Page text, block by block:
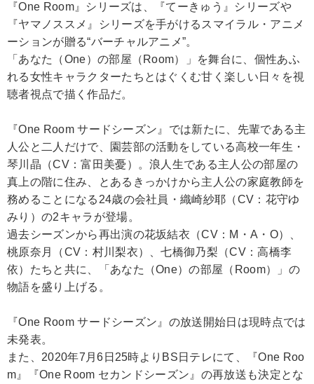
『One Room』シリーズは、『てーきゅう』シリーズや
『ヤマノススメ』シリーズを手がけるスマイラル・アニメ
ーションが贈る“バーチャルアニメ”。
「あなた（One）の部屋（Room）」を舞台に、個性あふ
れる女性キャラクターたちとはぐくむ甘く楽しい日々を視
聴者視点で描く作品だ。
『One Room サードシーズン』では新たに、先輩である主
人公と二人だけで、園芸部の活動をしている高校一年生・
琴川晶（CV：富田美憂）。浪人生である主人公の部屋の
真上の階に住み、とあるきっかけから主人公の家庭教師を
務めることになる24歳の会社員・織崎紗耶（CV：花守ゆ
みり）の2キャラが登場。
過去シーズンから再出演の花坂結衣（CV：M・A・O）、
桃原奈月（CV：村川梨衣）、七橋御乃梨（CV：高橋李
依）たちと共に、「あなた（One）の部屋（Room）」の
物語を盛り上げる。
『One Room サードシーズン』の放送開始日は現時点では
未発表。
また、2020年7月6日25時よりBS日テレにて、『One Roo
m』『One Room セカンドシーズン』の再放送も決定とな